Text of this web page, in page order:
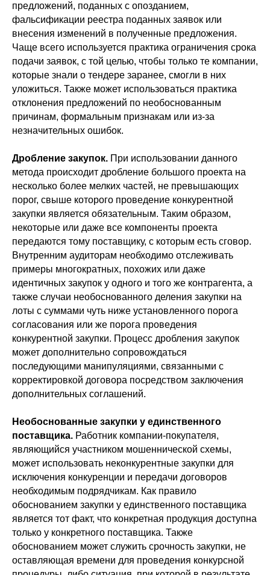
предложений, поданных с опозданием,
фальсификации реестра поданных заявок или
внесения изменений в полученные предложения.
Чаще всего используется практика ограничения срока
подачи заявок, с той целью, чтобы только те компании,
которые знали о тендере заранее, смогли в них
уложиться. Также может использоваться практика
отклонения предложений по необоснованным
причинам, формальным признакам или из-за
незначительных ошибок.
Дробление закупок. При использовании данного
метода происходит дробление большого проекта на
несколько более мелких частей, не превышающих
порог, свыше которого проведение конкурентной
закупки является обязательным. Таким образом,
некоторые или даже все компоненты проекта
передаются тому поставщику, с которым есть сговор.
Внутренним аудиторам необходимо отслеживать
примеры многократных, похожих или даже
идентичных закупок у одного и того же контрагента, а
также случаи необоснованного деления закупки на
лоты с суммами чуть ниже установленного порога
согласования или же порога проведения
конкурентной закупки. Процесс дробления закупок
может дополнительно сопровождаться
последующими манипуляциями, связанными с
корректировкой договора посредством заключения
дополнительных соглашений.
Необоснованные закупки у единственного
поставщика. Работник компании-покупателя,
являющийся участником мошеннической схемы,
может использовать неконкурентные закупки для
исключения конкуренции и передачи договоров
необходимым подрядчикам. Как правило
обоснованием закупки у единственного поставщика
является тот факт, что конкретная продукция доступна
только у конкретного поставщика. Также
обоснованием может служить срочность закупки, не
оставляющая времени для проведения конкурсной